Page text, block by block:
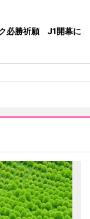
必勝祈願 J1開幕に